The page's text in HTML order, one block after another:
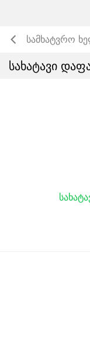
სამხატვრო
სახატავი